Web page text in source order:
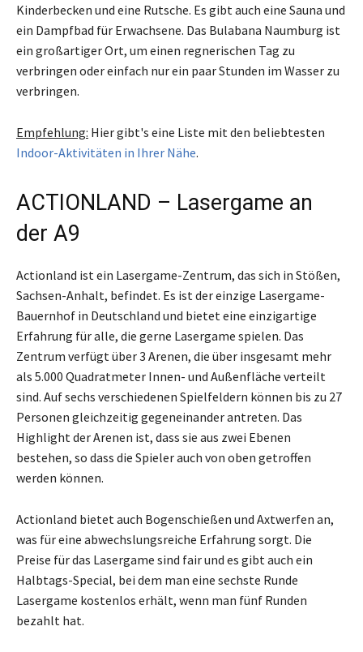
Kinderbecken und eine Rutsche. Es gibt auch eine Sauna und
ein Dampfbad für Erwachsene. Das Bulabana Naumburg ist
ein großartiger Ort, um einen regnerischen Tag zu
verbringen oder einfach nur ein paar Stunden im Wasser zu
verbringen.
Empfehlung: Hier gibt's eine Liste mit den beliebtesten
Indoor-Aktivitäten in Ihrer Nähe.
ACTIONLAND – Lasergame an
der A9
Actionland ist ein Lasergame-Zentrum, das sich in Stößen,
Sachsen-Anhalt, befindet. Es ist der einzige Lasergame-
Bauernhof in Deutschland und bietet eine einzigartige
Erfahrung für alle, die gerne Lasergame spielen. Das
Zentrum verfügt über 3 Arenen, die über insgesamt mehr
als 5.000 Quadratmeter Innen- und Außenfläche verteilt
sind. Auf sechs verschiedenen Spielfeldern können bis zu 27
Personen gleichzeitig gegeneinander antreten. Das
Highlight der Arenen ist, dass sie aus zwei Ebenen
bestehen, so dass die Spieler auch von oben getroffen
werden können.
Actionland bietet auch Bogenschießen und Axtwerfen an,
was für eine abwechslungsreiche Erfahrung sorgt. Die
Preise für das Lasergame sind fair und es gibt auch ein
Halbtags-Special, bei dem man eine sechste Runde
Lasergame kostenlos erhält, wenn man fünf Runden
bezahlt hat.